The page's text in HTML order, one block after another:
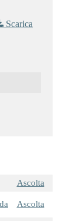
Scarica
Ascolta
Ascolta